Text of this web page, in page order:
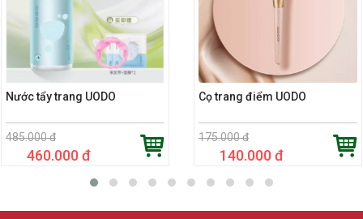
Nước tẩy trang UODO
485.000 đ
460.000 đ
Cọ trang điểm UODO
175.000 đ
140.000 đ